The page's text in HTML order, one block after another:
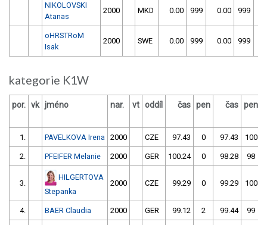
NIKOLOVSKI
Atanas
2000 MKD 0.00 999 0.00 999
oHRSTRoM
Isak
2000 SWE 0.00 999 0.00 999
kategorie K1W
por. vk jméno nar. vt oddíl čas pen čas pen
1. PAVELKOVA Irena 2000 CZE 97.43 0 97.43 100
2. PFEIFER Melanie 2000 GER 100.24 0 98.28 98
3.
HILGERTOVA
Stepanka
2000 CZE 99.29 0 99.29 100
4. BAER Claudia 2000 GER 99.12 2 99.44 99